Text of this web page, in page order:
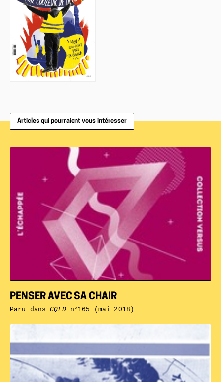
Articles qui pourraient vous intéresser
PENSER AVEC SA CHAIR
Paru dansCQFDn°165 (mai 2018)